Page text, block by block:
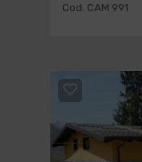
Cod. CAM 991